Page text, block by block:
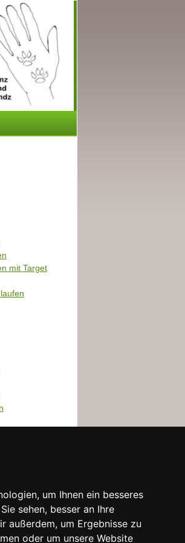
um Ihnen ein besseres
sehen, besser an Ihre
außerdem, um Ergebnisse zu
oder um unsere Website
mit Target